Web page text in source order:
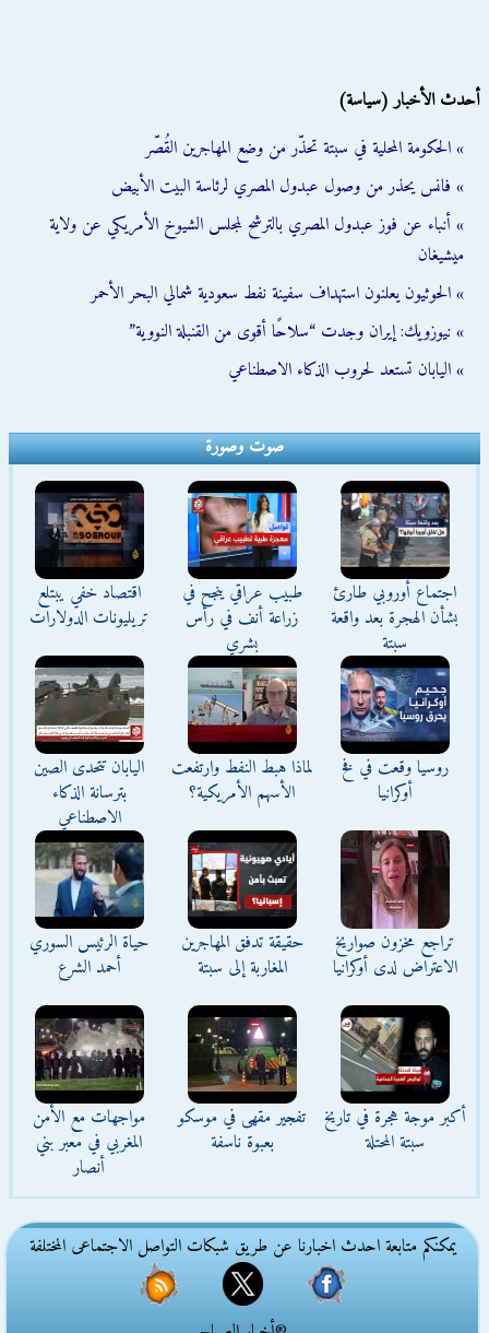
أحدث الأخبار (سياسة)
» الحكومة المحلية في سبتة تحذّر من وضع المهاجرين القُصّر
» فانس يحذر من وصول عبدول المصري لرئاسة البيت الأبيض
» أنباء عن فوز عبدول المصري بالترشح لمجلس الشيوخ الأمريكي عن ولاية
ميشيغان
» الحوثيون يعلنون استهداف سفينة نفط سعودية شمالي البحر الأحمر
» نيوزويك: إيران وجدت “سلاحًا أقوى من القنبلة النووية”
» اليابان تستعد لحروب الذكاء الاصطناعي
صوت وصورة
اجتماع أوروبي طارئ
بشأن الهجرة بعد واقعة
سبتة
طبيب عراقي ينجح في
زراعة أنف في رأس
بشري
اقتصاد خفي يبتلع
تريليونات الدولارات
روسيا وقعت في فخ
أوكرانيا
لماذا هبط النفط وارتفعت
الأسهم الأمريكية؟
اليابان تتحدى الصين
بترسانة الذكاء
الاصطناعي
تراجع مخزون صواريخ
الاعتراض لدى أوكرانيا
حقيقة تدفق المهاجرين
المغاربة إلى سبتة
حياة الرئيس السوري
أحمد الشرع
أكبر موجة هجرة في تاريخ
سبتة المحتلة
تفجير مقهى في موسكو
بعبوة ناسفة
مواجهات مع الأمن
المغربي في معبر بني
أنصار
يمكنكم متابعة احدث اخبارنا عن طريق شبكات التواصل الاجتماعى المختلفة